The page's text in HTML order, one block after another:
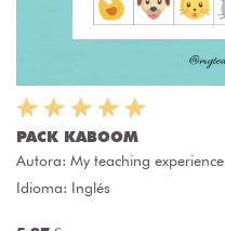
PACK KABOOM
Autora: My teaching experience
Idioma: Inglés